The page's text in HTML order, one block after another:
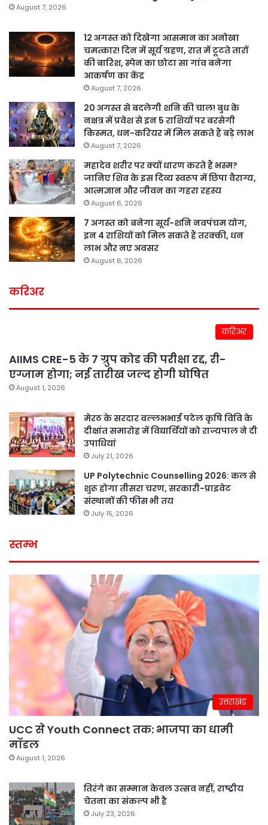
August 7, 2026
12 अगस्त को दिखेगा आसमान का अनोखा
चमत्कार! दिन में सूर्य ग्रहण, रात में टूटते तारों
की बारिश, स्पेन का छोटा सा गांव बनेगा
आकर्षण का केंद्र
August 7, 2026
20 अगस्त से बदलेगी शनि की चाल! बुध के
नक्षत्र में प्रवेश से इन 5 राशियों पर बरसेगी
किस्मत, धन-करियर में मिल सकते हैं बड़े लाभ
August 7, 2026
महादेव शरीर पर क्यों धारण करते हैं भस्म?
जानिए शिव के इस दिव्य स्वरूप में छिपा वैराग्य,
आत्मज्ञान और जीवन का गहरा रहस्य
August 6, 2026
7 अगस्त को बनेगा सूर्य-शनि नवपंचम योग,
इन 4 राशियों को मिल सकते हैं तरक्की, धन
लाभ और नए अवसर
August 6, 2026
करिअर
करिअर
AIIMS CRE-5 के 7 ग्रुप कोड की परीक्षा रद्द, री-
एग्जाम होगा; नई तारीख जल्द होगी घोषित
August 1, 2026
मेरठ के सरदार वल्लभभाई पटेल कृषि विवि के
दीक्षांत समारोह में विद्यार्थियों को राज्यपाल ने दी
उपाधियां
July 21, 2026
UP Polytechnic Counselling 2026: कल से
शुरू होगा तीसरा चरण, सरकारी-प्राइवेट
संस्थानों की फीस भी तय
July 15, 2026
स्तम्भ
उत्तराखंड
UCC से Youth Connect तक: भाजपा का धामी
मॉडल
August 1, 2026
तिरंगे का सम्मान केवल उत्सव नहीं, राष्ट्रीय
चेतना का संकल्प भी है
July 23, 2026